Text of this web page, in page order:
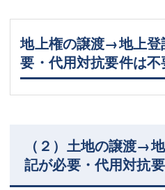
地上権の譲渡→地上登
要・代用対抗要件は不
（２）土地の譲渡→
記が必要・代用対抗